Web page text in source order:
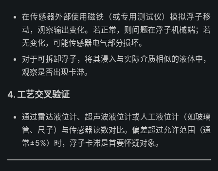
在传感器外部使用磁铁（或专用测试仪）模拟浮子移
动，观察输出变化。若正常，则问题在浮子机械端；若
无变化，可能传感器电气部分损坏。
对于可拆卸浮子，将其浸入与实际介质相似的液体中，
观察是否出现卡滞。
4. 工艺交叉验证
通过雷达液位计、超声波液位计或人工液位计（如玻璃
管、尺子）与传感器读数对比。偏差超过允许范围（通
常±5%）时，浮子卡滞是首要怀疑对象。